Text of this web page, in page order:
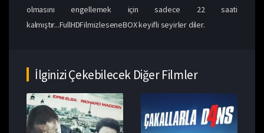
olmasını engellemek için sadece 22 saati
kalmıştır...FullHDFilmizleseneBOX keyifli seyirler diler.
İlginizi Çekebilecek Diğer Filmler